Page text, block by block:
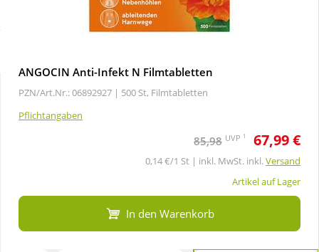
Natur & Homöopathie
Tierbedarf
ANGOCIN Anti-Infekt N Filmtabletten
PZN/Art.Nr.: 06892927 | 500 St, Filmtabletten
Pflichtangaben
85,98 UVP 1 67,99 €
0,14 €/1 St | inkl. MwSt. inkl.Versand
Artikel auf Lager
In den Warenkorb